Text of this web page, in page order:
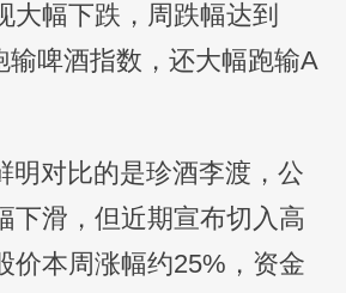
大幅下跌，周跌幅达到
输啤酒指数，还大幅跑输A
明对比的是珍酒李渡，公
下滑，但近期宣布切入高
价本周涨幅约25%，资金